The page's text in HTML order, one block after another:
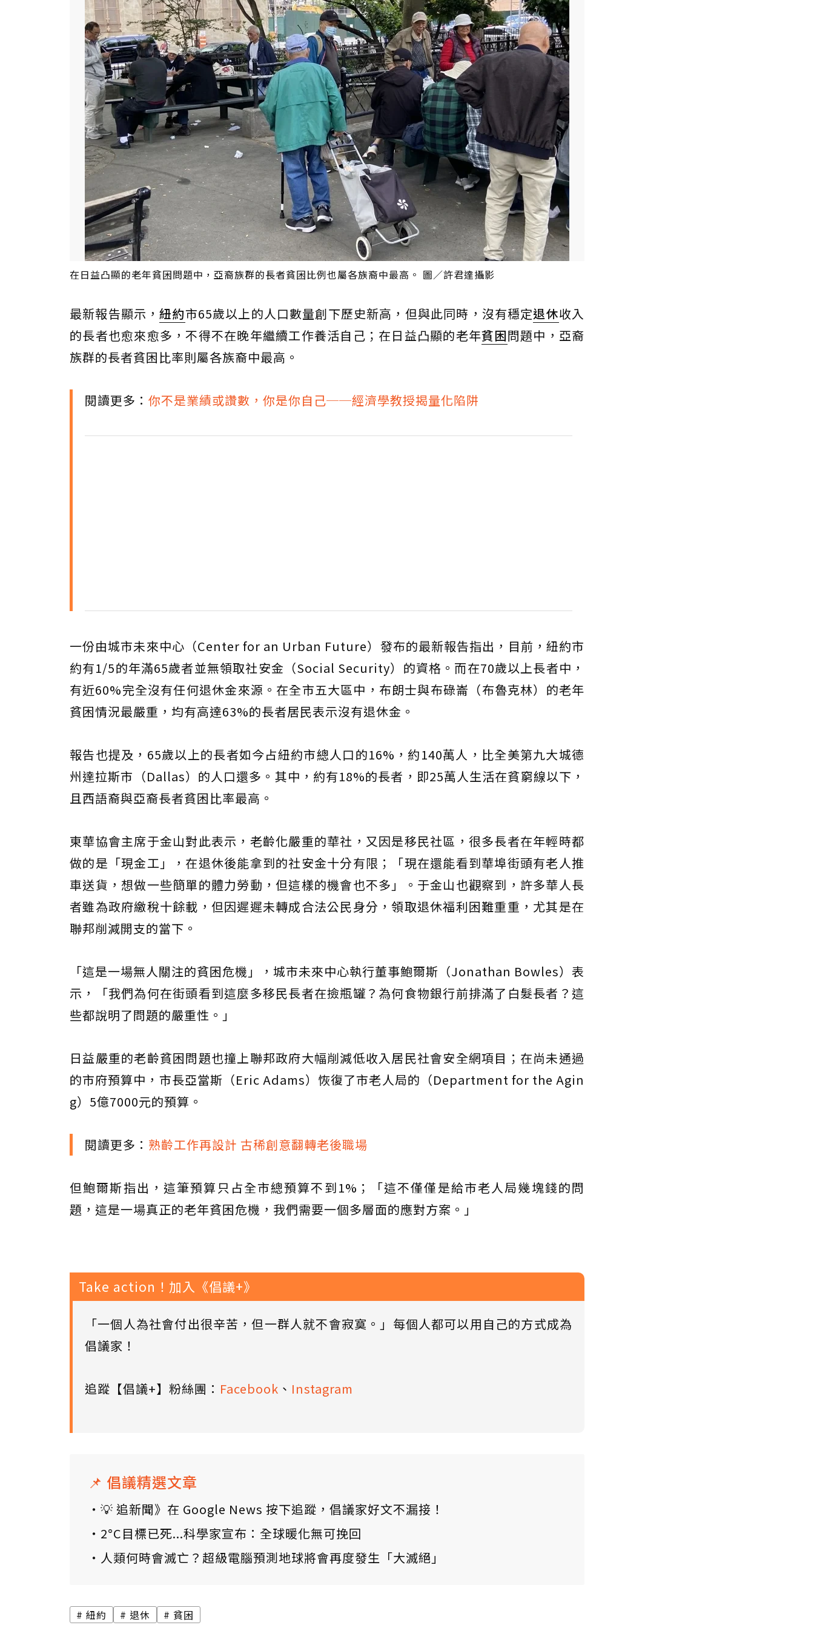
在日益凸顯的老年貧困問題中，亞裔族群的長者貧困比例也屬各族裔中最高。 圖／許君達攝影
最新報告顯示，紐約市65歲以上的人口數量創下歷史新高，但與此同時，沒有穩定退休收入
的長者也愈來愈多，不得不在晚年繼續工作養活自己；在日益凸顯的老年貧困問題中，亞裔
族群的長者貧困比率則屬各族裔中最高。
閱讀更多： 你不是業績或讚數，你是你自己──經濟學教授揭量化陷阱
一份由城市未來中心（Center for an Urban Future）發布的最新報告指出，目前，紐約市
約有1/5的年滿65歲者並無領取社安金（Social Security）的資格。而在70歲以上長者中，
有近60%完全沒有任何退休金來源。在全市五大區中，布朗士與布碌崙（布魯克林）的老年
貧困情況最嚴重，均有高達63%的長者居民表示沒有退休金。
報告也提及，65歲以上的長者如今占紐約市總人口的16%，約140萬人，比全美第九大城德
州達拉斯市（Dallas）的人口還多。其中，約有18%的長者，即25萬人生活在貧窮線以下，
且西語裔與亞裔長者貧困比率最高。
東華協會主席于金山對此表示，老齡化嚴重的華社，又因是移民社區，很多長者在年輕時都
做的是「現金工」，在退休後能拿到的社安金十分有限；「現在還能看到華埠街頭有老人推
車送貨，想做一些簡單的體力勞動，但這樣的機會也不多」。于金山也觀察到，許多華人長
者雖為政府繳稅十餘載，但因遲遲未轉成合法公民身分，領取退休福利困難重重，尤其是在
聯邦削減開支的當下。
「這是一場無人關注的貧困危機」，城市未來中心執行董事鮑爾斯（Jonathan Bowles）表
示，「我們為何在街頭看到這麼多移民長者在撿瓶罐？為何食物銀行前排滿了白髮長者？這
些都說明了問題的嚴重性。」
日益嚴重的老齡貧困問題也撞上聯邦政府大幅削減低收入居民社會安全網項目；在尚未通過
的市府預算中，市長亞當斯（Eric Adams）恢復了市老人局的（Department for the Agin
g）5億7000元的預算。
閱讀更多： 熟齡工作再設計 古稀創意翻轉老後職場
但鮑爾斯指出，這筆預算只占全市總預算不到1%；「這不僅僅是給市老人局幾塊錢的問
題，這是一場真正的老年貧困危機，我們需要一個多層面的應對方案。」
Take action！加入《倡議+》
「一個人為社會付出很辛苦，但一群人就不會寂寞。」每個人都可以用自己的方式成為
倡議家！
追蹤【倡議+】粉絲團： Facebook 、 Instagram
📌 倡議精選文章
💡 追新聞》在 Google News 按下追蹤，倡議家好文不漏接！
2°C目標已死...科學家宣布：全球暖化無可挽回
人類何時會滅亡？超級電腦預測地球將會再度發生「大滅絕」
紐約 退休 貧困